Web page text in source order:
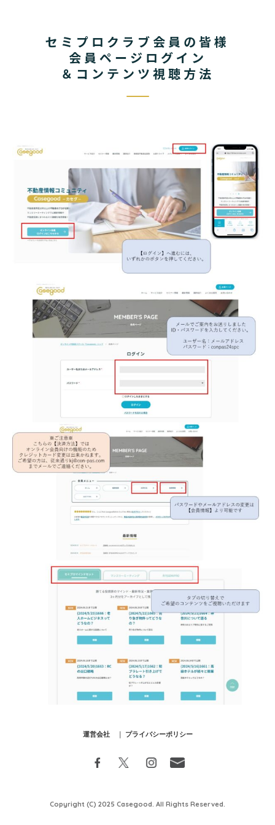
セミプロクラブ会員の皆様
会員ページログイン
＆コンテンツ視聴方法
運営会社｜ プライバシーポリシー
Copyright (C) 2025 Casegood. All Rights Reserved.